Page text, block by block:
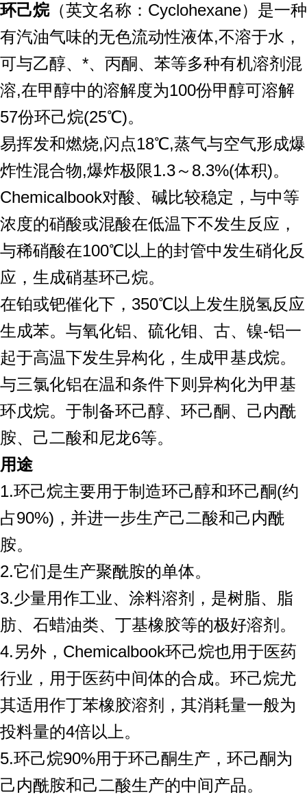
环己烷（英文名称：Cyclohexane）是一种
有汽油气味的无色流动性液体,不溶于水，
可与乙醇、*、丙酮、苯等多种有机溶剂混
溶,在甲醇中的溶解度为100份甲醇可溶解
57份环己烷(25℃)。
易挥发和燃烧,闪点18℃,蒸气与空气形成爆
炸性混合物,爆炸极限1.3～8.3%(体积)。
Chemicalbook对酸、碱比较稳定，与中等
浓度的硝酸或混酸在低温下不发生反应，
与稀硝酸在100℃以上的封管中发生硝化反
应，生成硝基环己烷。
在铂或钯催化下，350℃以上发生脱氢反应
生成苯。与氧化铝、硫化钼、古、镍-铝一
起于高温下发生异构化，生成甲基戌烷。
与三氯化铝在温和条件下则异构化为甲基
环戊烷。 于制备环己醇、环己酮、己内酰
胺、己二酸和尼龙6等。
用途
1.环己烷主要用于制造环己醇和环己酮(约
占90%)，并进一步生产己二酸和己内酰
胺。
2.它们是生产聚酰胺的单体。
3.少量用作工业、涂料溶剂，是树脂、脂
肪、石蜡油类、丁基橡胶等的极好溶剂。
4.另外，Chemicalbook环己烷也用于医药
行业，用于医药中间体的合成。环己烷尤
其适用作丁苯橡胶溶剂，其消耗量一般为
投料量的4倍以上。
5.环己烷90%用于环己酮生产，环己酮为
己内酰胺和己二酸生产的中间产品。